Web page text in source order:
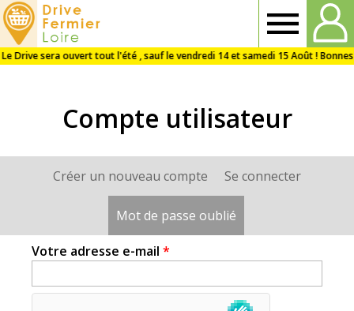
Loire
Compte utilisateur
OngletsCréer un nouveau compte Se connecter
Mot de passe oublié
Votre adresse e-mail *